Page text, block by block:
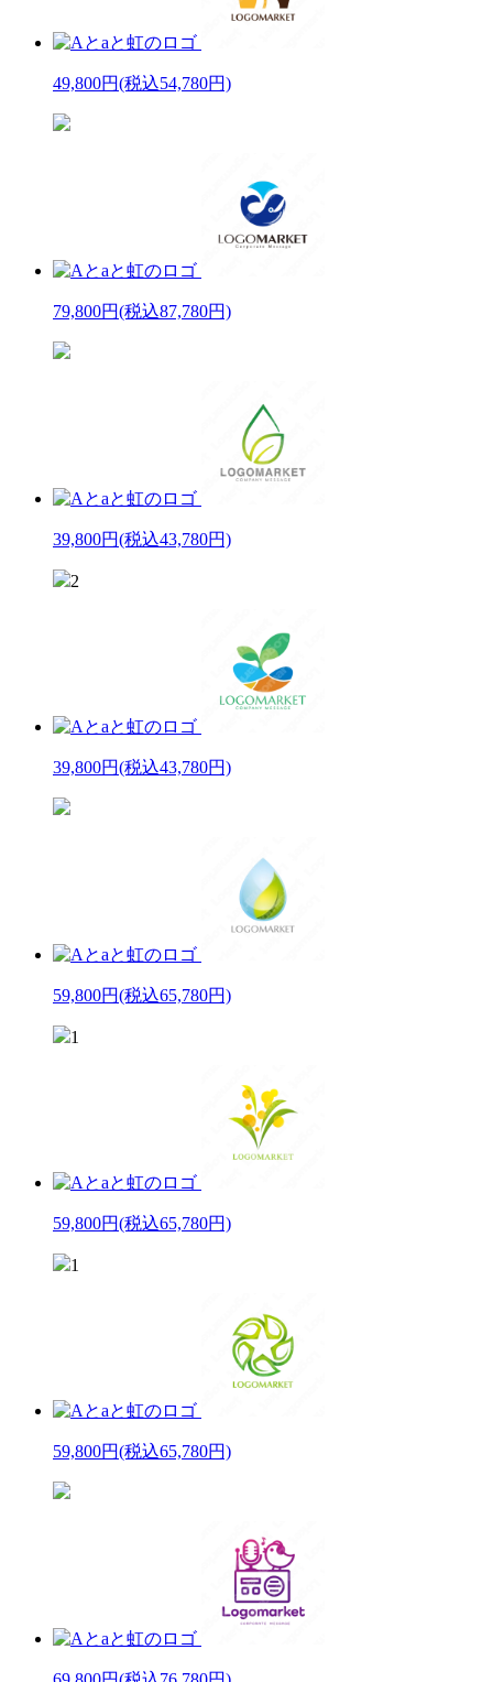
49,800円(税込54,780円)
79,800円(税込87,780円)
39,800円(税込43,780円)
2
39,800円(税込43,780円)
59,800円(税込65,780円)
1
59,800円(税込65,780円)
1
59,800円(税込65,780円)